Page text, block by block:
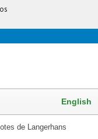
English
de Langerhans